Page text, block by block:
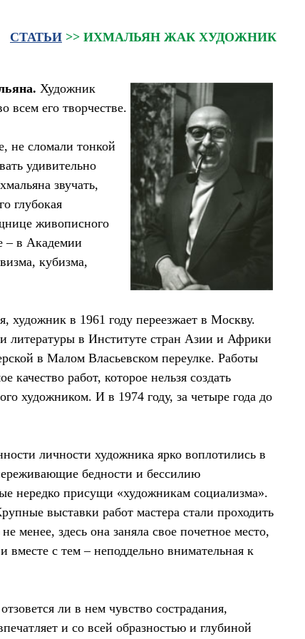
СТАТЬИ >> ИХМАЛЬЯН ЖАК ХУДОЖНИК
Художник
всем его творчестве.
не сломали тонкой
удивительно
звучать,
глубокая
живописного
– в Академии
кубизма,
художник в 1961 году переезжает в Москву.
и литературы в Институте стран Азии и Африки
в Малом Власьевском переулке. Работы
работ, которое нельзя создать
художником. И в 1974 году, за четыре года до
личности художника ярко воплотились в
бедности и бессилию
нередко присущи «художникам социализма».
выставки работ мастера стали проходить
менее, здесь она заняла свое почетное место,
вместе с тем – неподдельно внимательная к
ли в нем чувство сострадания,
и со всей образностью и глубиной